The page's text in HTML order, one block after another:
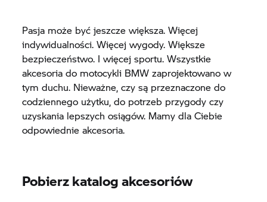
Pasja może być jeszcze większa. Więcej
indywidualności. Więcej wygody. Większe
bezpieczeństwo. I więcej sportu. Wszystkie
akcesoria do motocykli BMW zaprojektowano w
tym duchu. Nieważne, czy są przeznaczone do
codziennego użytku, do potrzeb przygody czy
uzyskania lepszych osiągów. Mamy dla Ciebie
odpowiednie akcesoria.
Pobierz katalog akcesoriów